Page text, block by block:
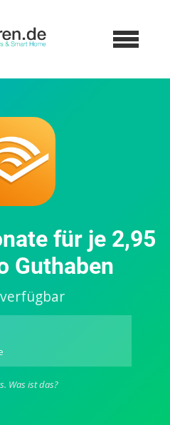
für je 2,95
Guthaben
Audible:
Monate
Was ist das?